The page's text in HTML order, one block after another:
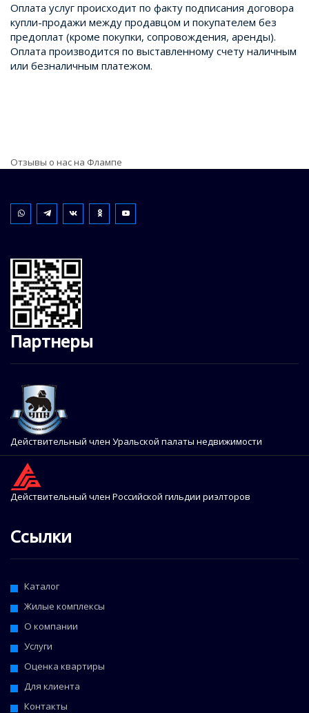
Оплата услуг происходит по факту подписания договора
купли-продажи между продавцом и покупателем без
предоплат (кроме покупки, сопровождения, аренды).
Оплата производится по выставленному счету наличным
или безналичным платежом.
Отзывы о нас на Флампе
Партнеры
Действительный член Уральской палаты недвижимости
Действительный член Российской гильдии риэлторов
Ссылки
Каталог
Жилые комплексы
О компании
Услуги
Оценка квартиры
Для клиента
Контакты